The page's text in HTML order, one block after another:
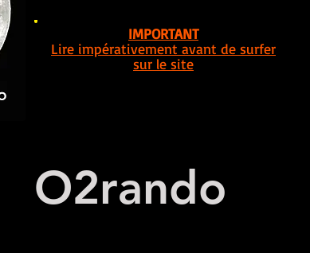
IMPORTANT
Lire impérativement avant de surfer
sur le site
O2rando